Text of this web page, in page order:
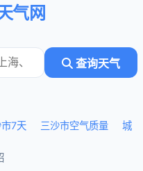
气网
查询天气
7天 三沙市空气质量
城